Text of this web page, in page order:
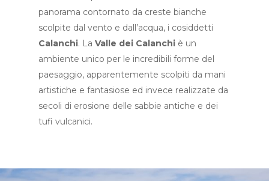
panorama contornato da creste bianche
scolpite dal vento e dall’acqua, i cosiddetti
Calanchi. LaValle dei Calanchi è un
ambiente unico per le incredibili forme del
paesaggio, apparentemente scolpiti da mani
artistiche e fantasiose ed invece realizzate da
secoli di erosione delle sabbie antiche e dei
tufi vulcanici.